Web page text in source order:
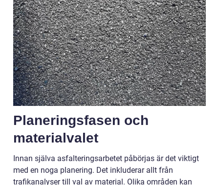
Planeringsfasen och
materialvalet
Innan själva asfalteringsarbetet påbörjas är det viktigt
med en noga planering. Det inkluderar allt från
trafikanalyser till val av material. Olika områden kan